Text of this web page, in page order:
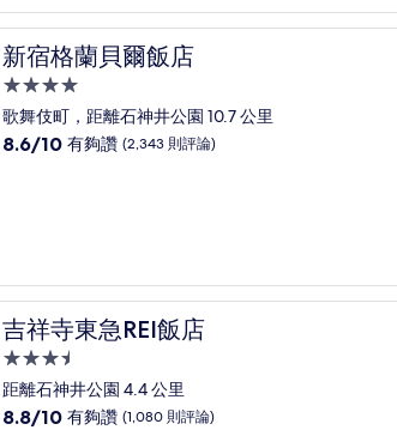
棒
了，
(5,308
則
評
論)
新宿格蘭貝爾飯店
新宿格蘭貝爾飯店
4.0
星
級
歌舞伎町，距離石神井公園 10.7 公里
8.6
夠
讚，
(2,343
則
評
論)
8.6/10 有夠讚 (2,343 則評論)
吉祥寺東急REI飯店
吉祥寺東急REI飯店
3.5
星
級
距離石神井公園 4.4 公里
8.8
8.8/10 有夠讚 (1,080 則評論)